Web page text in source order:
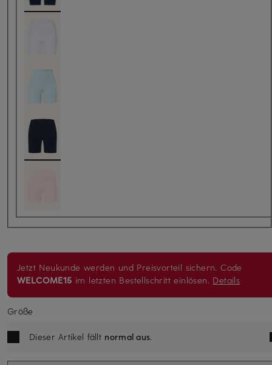
Jetzt Neukunde werden und Preisvorteil sichern. Code
WELCOME15 im letzten Bestellschritt einlösen. Details
Größe
Dieser Artikel fällt normal aus.